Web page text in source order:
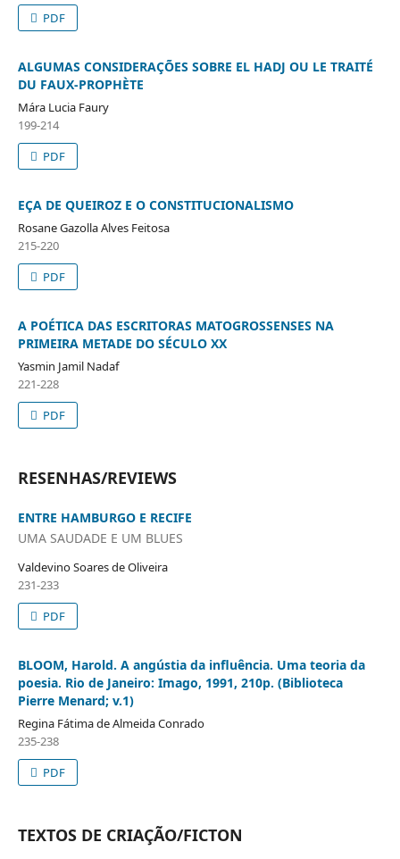
PDF
ALGUMAS CONSIDERAÇÕES SOBRE EL HADJ OU LE TRAITÉ
DU FAUX-PROPHÈTE
Mára Lucia Faury
199-214
PDF
EÇA DE QUEIROZ E O CONSTITUCIONALISMO
Rosane Gazolla Alves Feitosa
215-220
PDF
A POÉTICA DAS ESCRITORAS MATOGROSSENSES NA
PRIMEIRA METADE DO SÉCULO XX
Yasmin Jamil Nadaf
221-228
PDF
RESENHAS/REVIEWS
ENTRE HAMBURGO E RECIFE
UMA SAUDADE E UM BLUES
Valdevino Soares de Oliveira
231-233
PDF
BLOOM, Harold. A angústia da influência. Uma teoria da
poesia. Rio de Janeiro: Imago, 1991, 210p. (Biblioteca
Pierre Menard; v.1)
Regina Fátima de Almeida Conrado
235-238
PDF
TEXTOS DE CRIAÇÃO/FICTON